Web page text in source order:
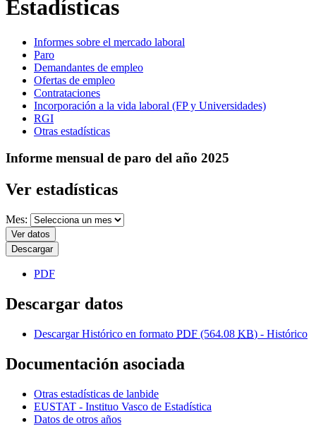
Estadísticas
Informes sobre el mercado laboral
Paro
Demandantes de empleo
Ofertas de empleo
Contrataciones
Incorporación a la vida laboral (FP y Universidades)
RGI
Otras estadísticas
Informe mensual de paro del año 2025
Ver estadísticas
Mes:
Ver datos
Descargar
PDF
Descargar datos
Descargar Histórico en formato PDF (564.08 KB) - Histórico
Documentación asociada
Otras estadísticas de lanbide
EUSTAT - Instituo Vasco de Estadística
Datos de otros años